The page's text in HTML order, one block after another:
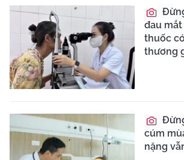
đau mắt
thuốc
thương
cúm
nặng